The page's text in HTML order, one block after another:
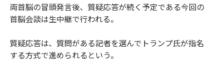
両首脳の冒頭発言後、質疑応答が続く予定である今回の
首脳会談は生中継で行われる。
質疑応答は、質問がある記者を選んでトランプ氏が指名
する方式で進められるという。